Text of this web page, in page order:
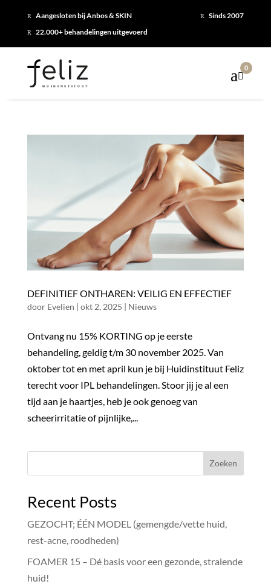
R Aangesloten bij Anbos & SKIN R Sinds 2007
R 22.000+ behandelingen uitgevoerd

0
DEFINITIEF ONTHAREN: VEILIG EN EFFECTIEF
door Evelien | okt 2, 2025 | Nieuws
Ontvang nu 15% KORTING op je eerste
behandeling, geldig t/m 30 november 2025. Van
oktober tot en met april kun je bij Huidinstituut Feliz
terecht voor IPL behandelingen. Stoor jij je al een
tijd aan je haartjes, heb je ook genoeg van
scheerirritatie of pijnlijke,...
Zoeken
Recent Posts
GEZOCHT; ÉÉN MODEL (gemengde/vette huid,
rest-acne, roodheden)
FOAMER 15 – Dé basis voor een gezonde, stralende
huid!